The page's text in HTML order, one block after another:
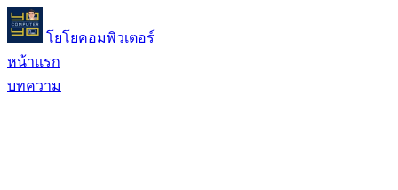
โยโยคอมพิวเตอร์
หน้าแรก
บทความ